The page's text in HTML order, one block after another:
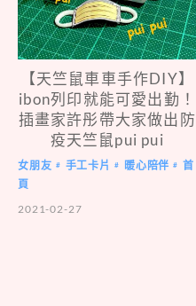
【天竺鼠車車手作DIY】
ibon列印就能可愛出勤！
插畫家許彤帶大家做出防
疫天竺鼠pui pui
女朋友 # 手工卡片 # 暖心陪伴 #
首
頁
2021-02-27